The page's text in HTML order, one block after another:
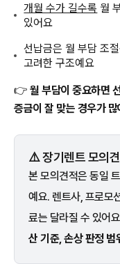
개월 수가 길수록 월
있어요
선납금은 월 부담 조
고려한 구조예요
👉 월 부담이 중요하면
증금이 잘 맞는 경우가 많
⚠️ 장기렌트 모의
본 모의견적은 동일
예요. 렌트사, 프로모
료는 달라질 수 있어
산 기준, 손상 판정 범